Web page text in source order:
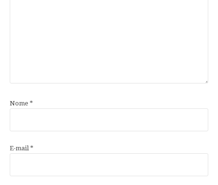
Nome *
E-mail*